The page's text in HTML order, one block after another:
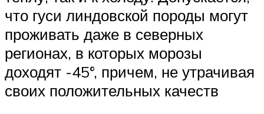
что гуси линдовской породы могут
проживать даже в северных
регионах, в которых морозы
доходят -45°, причем, не утрачивая
своих положительных качеств